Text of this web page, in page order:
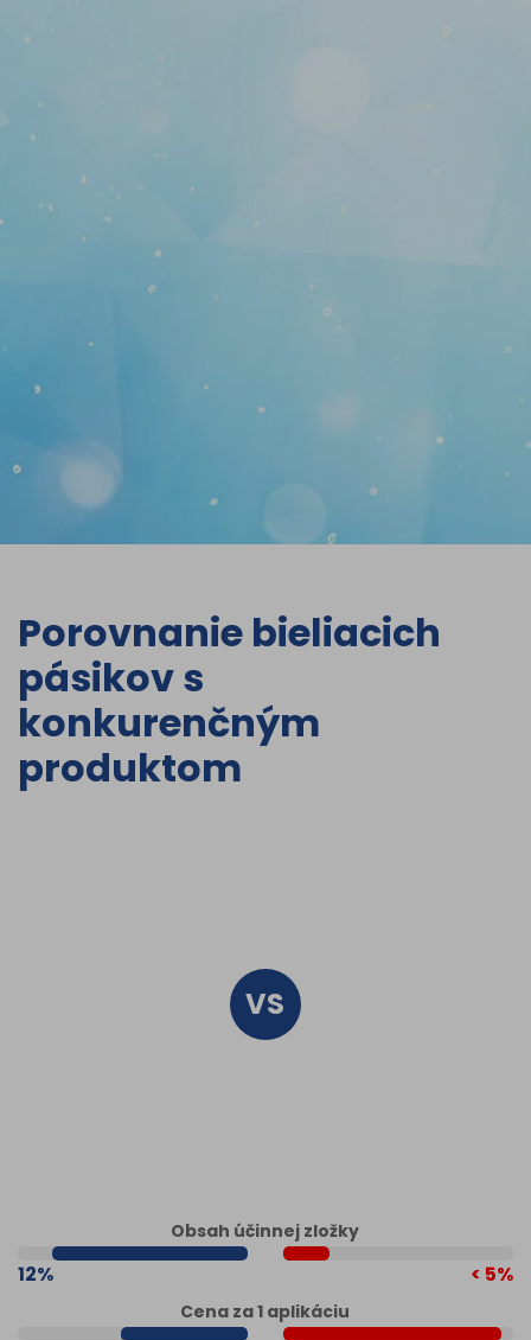
Porovnanie bieliacich
pásikov s
konkurenčným
produktom
Obsah účinnej zložky
12%
Cena za 1 aplikáciu
< 5%